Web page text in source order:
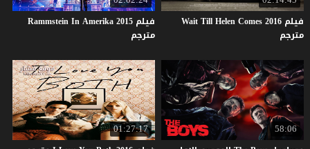
فيلم Wait Till Helen Comes 2016
مترجم
فيلم Rammstein In Amerika 2015
مترجم
58:06
01:27:17